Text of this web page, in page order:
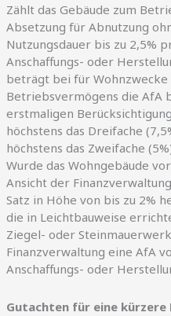
Zählt das Gebäude zum
Absetzung für Abnutzung
Nutzungsdauer bis zu 2,5%
Anschaffungs- oder
beträgt bei für Wohnzwecke
Betriebsvermögens die AfA
erstmaligen
höchstens das Dreifache
höchstens das Zweifache
Wurde das Wohngebäude
Ansicht der
Satz in Höhe von bis zu 2%
die in Leichtbauweise
Ziegel- oder
Finanzverwaltung eine AfA
Anschaffungs- oder
Gutachten für eine